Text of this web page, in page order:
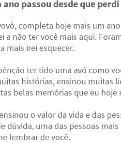
ano passou desde que
completa hoje mais um
a não ter você mais aqui.
mais irei esquecer.
ter tido uma avó como
histórias, ensinou muitas
belas memórias que eu hoje
o valor da vida e das
dúvida, uma das pessoas
lembrar de você.